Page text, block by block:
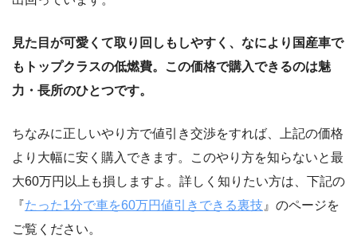
見た目が可愛くて取り回しもしやすく、なにより国産車で
もトップクラスの低燃費。この価格で購入できるのは魅
力・長所のひとつです。
ちなみに正しいやり方で値引き交渉をすれば、上記の価格
より大幅に安く購入できます。このやり方を知らないと最
大60万円以上も損しますよ。詳しく知りたい方は、下記の
『たった1分で車を60万円値引きできる裏技 』のページを
ご覧ください。